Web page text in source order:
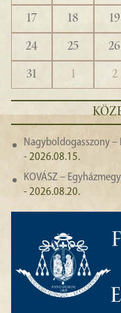
17
18 19
24
25 26
31
1 2
Nagyboldogasszony
- 2026.08.15.
KOVÁSZ –
- 2026.08.20.